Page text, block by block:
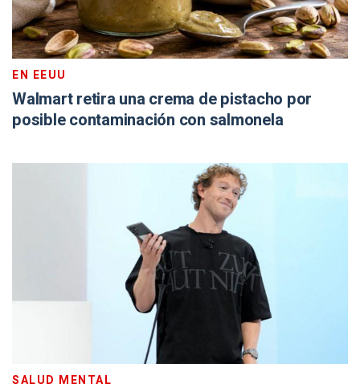
EN EEUU
Walmart retira una crema de pistacho por
posible contaminación con salmonela
SALUD MENTAL